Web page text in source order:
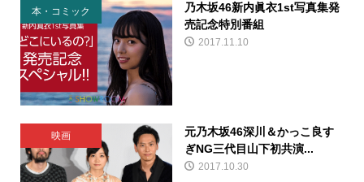
本・コミック
乃木坂46新内眞衣1st写真集発
売記念特別番組
2017.11.10
映画
元乃木坂46深川＆かっこ良す
ぎNG三代目山下初共演...
2017.10.30